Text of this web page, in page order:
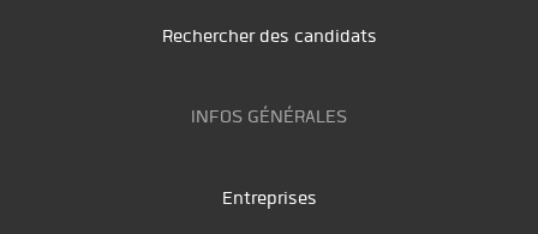
Rechercher des candidats
INFOS GÉNÉRALES
Entreprises